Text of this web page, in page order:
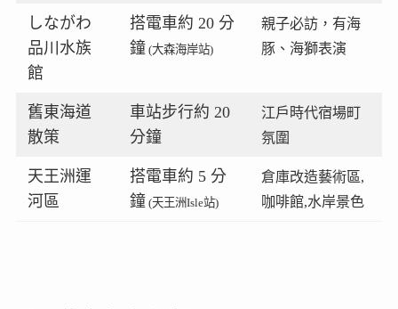
しながわ
品川水族
館
搭電車約 20 分
鐘 (大森海岸站)
親子必訪，有海
豚、海獅表演
舊東海道
散策
車站步行約 20
分鐘
江戶時代宿場町
氛圍
天王洲運
河區
搭電車約 5 分
鐘 (天王洲Isle站)
倉庫改造藝術區,
咖啡館,水岸景色